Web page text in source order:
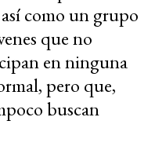
como un grupo
que no
en ninguna
pero que,
buscan